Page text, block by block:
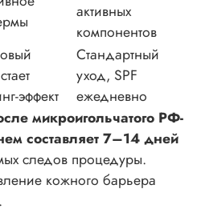
активных
компонентов
эффект
Стандартный
уход, SPF
ежедневно
микроигольчатого РФ-
составляет 7–14 дней
следов процедуры.
кожного барьера